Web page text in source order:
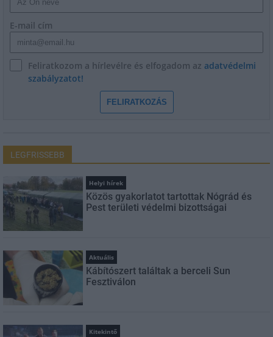
E-mail cím
Feliratkozom a hírlevélre és elfogadom az adatvédelmi
szabályzatot!
FELIRATKOZÁS
LEGFRISSEBB
Helyi hírek
Közös gyakorlatot tartottak Nógrád és
Pest területi védelmi bizottságai
Aktuális
Kábítószert találtak a berceli Sun
Fesztiválon
Kitekintő